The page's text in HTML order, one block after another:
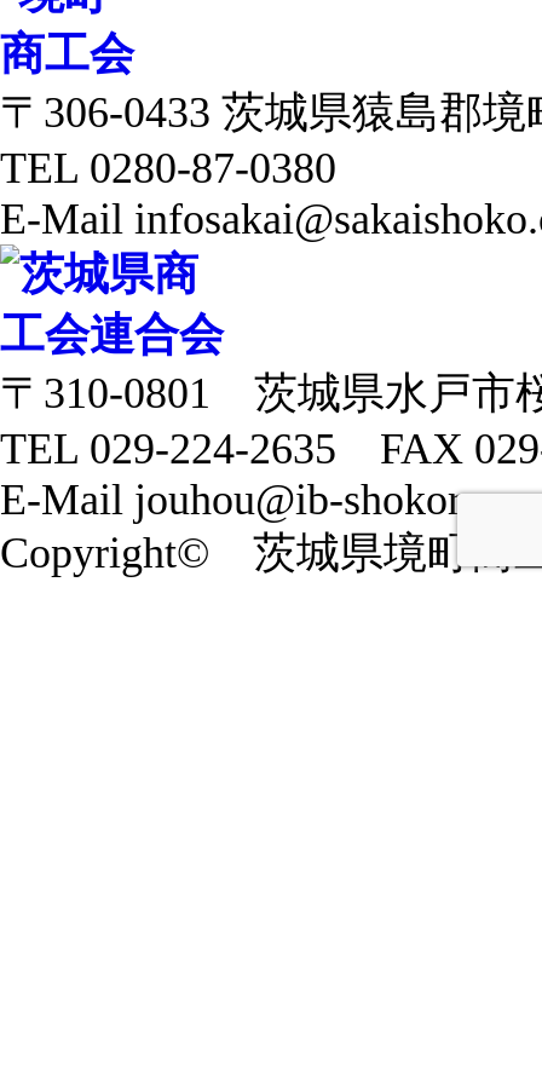
〒306-0433 茨城県猿島郡境
TEL 0280-87-0380
E-Mail
〒310-0801 茨城県水戸市
TEL 029-224-2635 FAX
E-Mail jouhou@ib-
Copyright© 茨城県境町商